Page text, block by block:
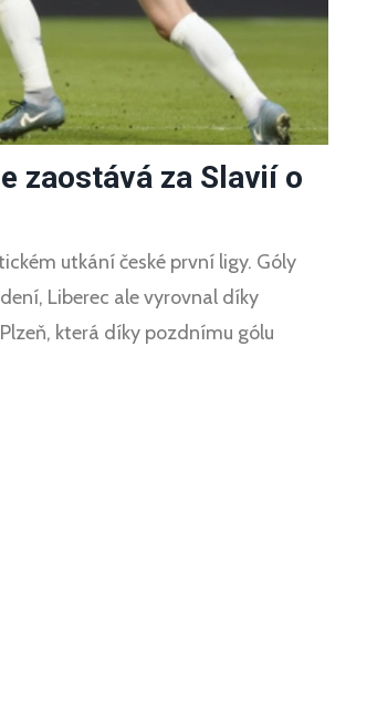
zaostává za Slavií o
utkání české první ligy. Góly
Liberec ale vyrovnal díky
která díky pozdnímu gólu